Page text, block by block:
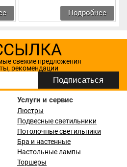
Подробнее
свежие предложения
рекомендации
Услуги и сервис
Люстры
Подвесные светильники
Потолочные светильники
Бра и настенные
Настольные лампы
Торшеры